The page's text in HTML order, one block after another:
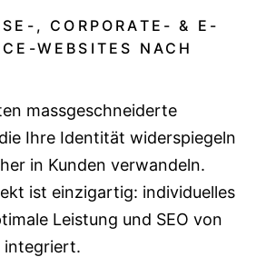
, CORPORATE- & E-
WEBSITES NACH
massgeschneiderte
Ihre Identität widerspiegeln
in Kunden verwandeln.
ist einzigartig: individuelles
Leistung und SEO von
integriert.